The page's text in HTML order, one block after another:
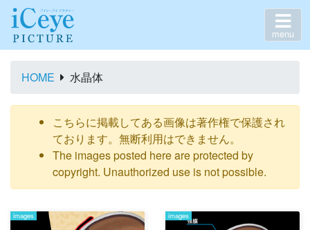
menu
HOME 水晶体
こちらに掲載してある画像は著作権で保護され
ております。無断利用はできません。
The images posted here are protected by
copyright. Unauthorized use is not possible.
images images